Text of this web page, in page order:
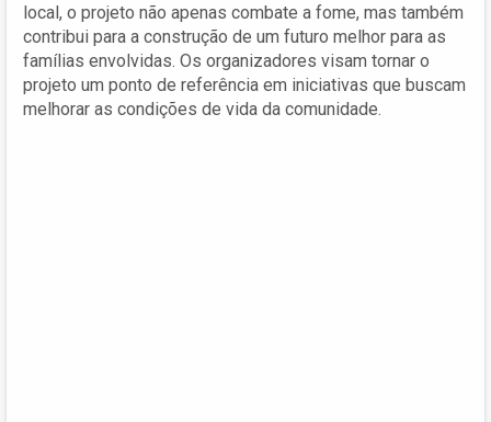
local, o projeto não apenas combate a fome, mas também
contribui para a construção de um futuro melhor para as
famílias envolvidas. Os organizadores visam tornar o
projeto um ponto de referência em iniciativas que buscam
melhorar as condições de vida da comunidade.